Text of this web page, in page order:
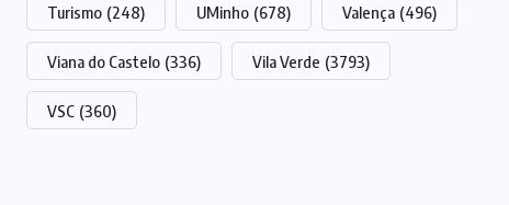
Turismo (248) UMinho (678) Valença (496)
Viana do Castelo (336) Vila Verde (3793)
VSC (360)